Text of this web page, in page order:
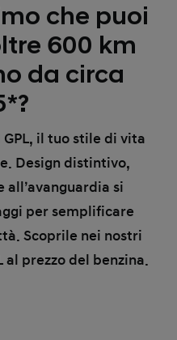
che puoi
600 km
da circa
GPL, il tuo stile di vita
Design distintivo,
si
per semplificare
Scoprile nei nostri
al prezzo del benzina.